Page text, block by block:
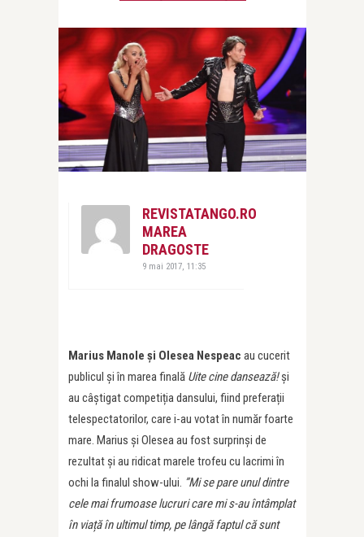
REVISTATANGO.RO
MAREA
DRAGOSTE
9 mai 2017, 11:35
Marius Manole și Olesea Nespeac au cucerit
publicul și în marea finală Uite cine dansează!și
au câștigat competiția dansului, fiind preferații
telespectatorilor, care i-au votat în număr foarte
mare. Marius și Olesea au fost surprinși de
rezultat și au ridicat marele trofeu cu lacrimi în
ochi la finalul show-ului. ”Mi se pare unul dintre
cele mai frumoase lucruri care mi s-au întâmplat
în viață în ultimul timp, pe lângă faptul că sunt